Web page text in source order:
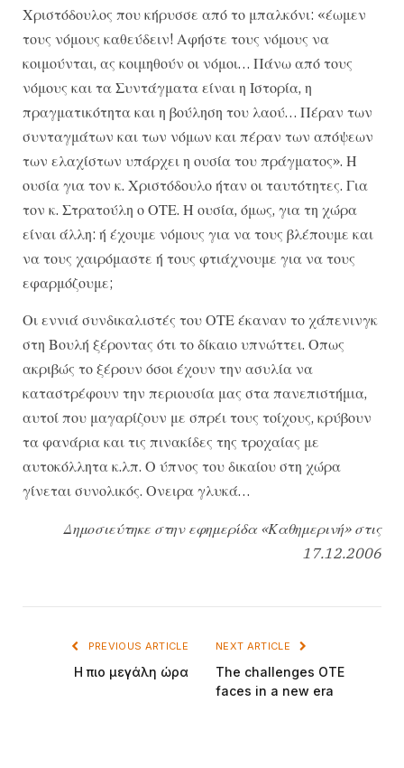
Χριστόδουλος που κήρυσσε από το μπαλκόνι: «έωμεν
τους νόμους καθεύδειν! Αφήστε τους νόμους να
κοιμούνται, ας κοιμηθούν οι νόμοι… Πάνω από τους
νόμους και τα Συντάγματα είναι η Ιστορία, η
πραγματικότητα και η βούληση του λαού… Πέραν των
συνταγμάτων και των νόμων και πέραν των απόψεων
των ελαχίστων υπάρχει η ουσία του πράγματος». Η
ουσία για τον κ. Χριστόδουλο ήταν οι ταυτότητες. Για
τον κ. Στρατούλη ο ΟΤΕ. Η ουσία, όμως, για τη χώρα
είναι άλλη: ή έχουμε νόμους για να τους βλέπουμε και
να τους χαιρόμαστε ή τους φτιάχνουμε για να τους
εφαρμόζουμε;
Οι εννιά συνδικαλιστές του ΟΤΕ έκαναν το χάπενινγκ
στη Βουλή ξέροντας ότι το δίκαιο υπνώττει. Οπως
ακριβώς το ξέρουν όσοι έχουν την ασυλία να
καταστρέφουν την περιουσία μας στα πανεπιστήμια,
αυτοί που μαγαρίζουν με σπρέι τους τοίχους, κρύβουν
τα φανάρια και τις πινακίδες της τροχαίας με
αυτοκόλλητα κ.λπ. Ο ύπνος του δικαίου στη χώρα
γίνεται συνολικός. Ονειρα γλυκά…
Δημοσιεύτηκε στην εφημερίδα «Καθημερινή» στις
17.12.2006
PREVIOUS ARTICLE
Η πιο μεγάλη ώρα
NEXT ARTICLE
The challenges OTE
faces in a new era